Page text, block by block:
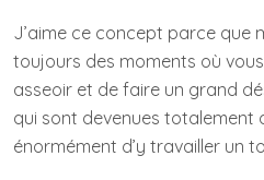
J’aime ce concept parce que
toujours des moments où
asseoir et de faire un grand
qui sont devenues totalement
énormément d’y travailler un